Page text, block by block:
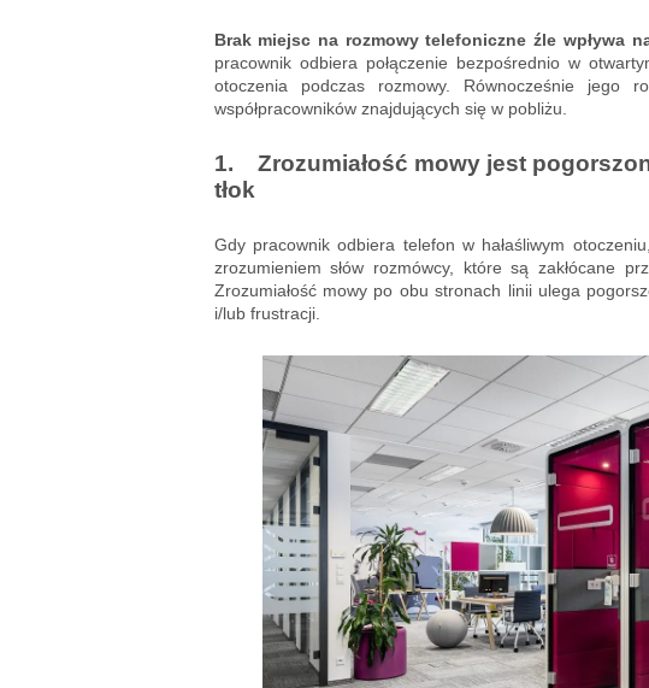
Brak miejsc na rozmowy telefoniczne źle wpływa
pracownik odbiera połączenie bezpośrednio w
otoczenia podczas rozmowy. Równocześnie jego
współpracowników znajdujących się w pobliżu.
1. Zrozumiałość mowy jest
tłok
Gdy pracownik odbiera telefon w hałaśliwym
zrozumieniem słów rozmówcy, które są zakłócane
Zrozumiałość mowy po obu stronach linii ulega
i/lub frustracji.